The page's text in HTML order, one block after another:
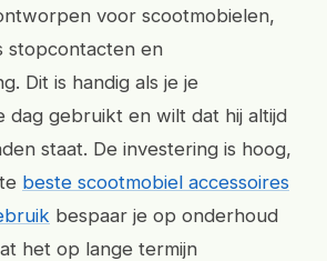
voor scootmobielen,
stopcontacten en
Dit is handig als je je
dag gebruikt en wilt dat hij altijd
staat. De investering is hoog,
beste scootmobiel accessoires
bespaar je op onderhoud
het op lange termijn